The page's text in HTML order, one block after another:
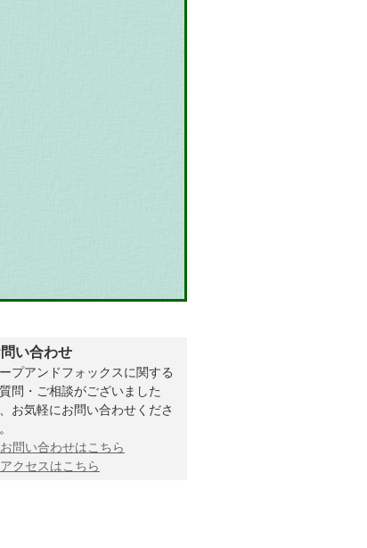
い合わせ
プアンドフォックスに関する
問・ご相談がございました
お気軽にお問い合わせくださ
お問い合わせはこちら
アクセスはこちら